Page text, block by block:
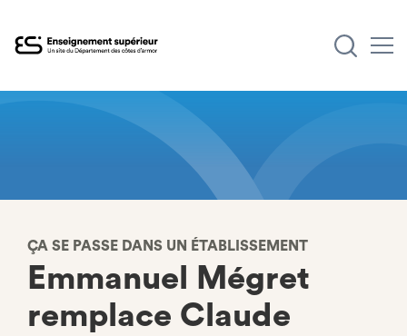
ÇA SE PASSE DANS UN ÉTABLISSEMENT
Emmanuel Mégret
remplace Claude